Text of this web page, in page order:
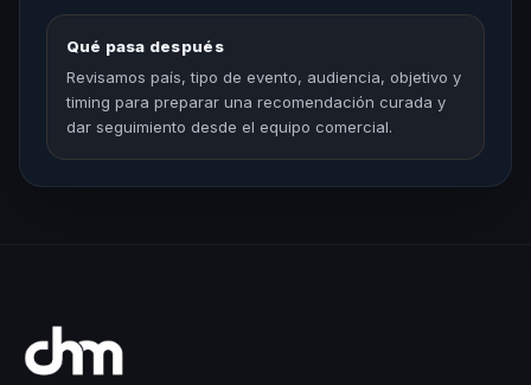
Qué pasa después
Revisamos país, tipo de evento, audiencia, objetivo y
timing para preparar una recomendación curada y
dar seguimiento desde el equipo comercial.